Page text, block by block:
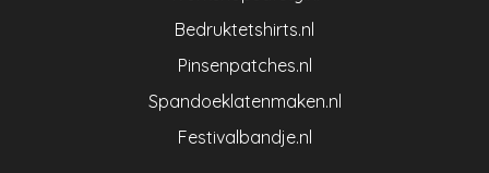
Bedruktetshirts.nl
Pinsenpatches.nl
Spandoeklatenmaken.nl
Festivalbandje.nl